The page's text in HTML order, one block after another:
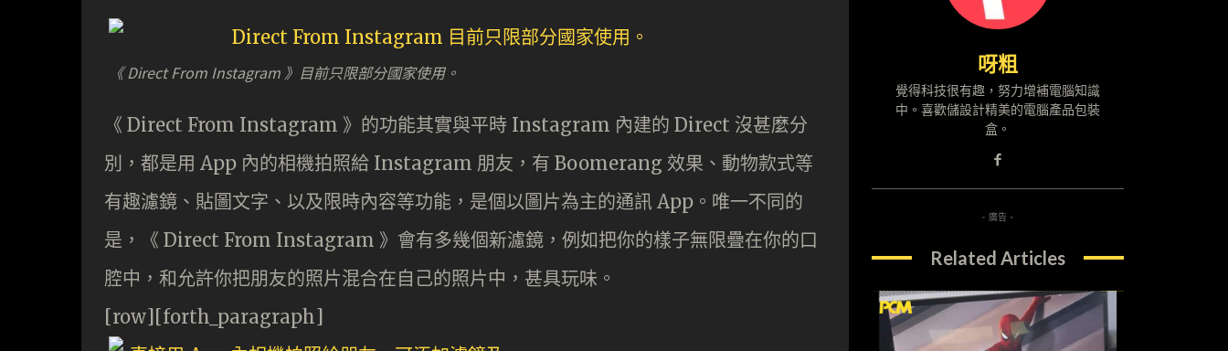
《 Direct From Instagram 》目前只限部分國家使用。
《 Direct From Instagram 》的功能其實與平時 Instagram 內建的 Direct 沒甚麼分
別，都是用 App 內的相機拍照給 Instagram 朋友，有 Boomerang 效果、動物款式等
有趣濾鏡、貼圖文字、以及限時內容等功能，是個以圖片為主的通訊 App。唯一不同的
是，《 Direct From Instagram 》會有多幾個新濾鏡，例如把你的樣子無限疊在你的口
腔中，和允許你把朋友的照片混合在自己的照片中，甚具玩味。
[row][forth_paragraph]
呀粗
覺得科技很有趣，努力增補電腦知識
中。喜歡儲設計精美的電腦產品包裝
盒。
- 廣告 -
Related Articles